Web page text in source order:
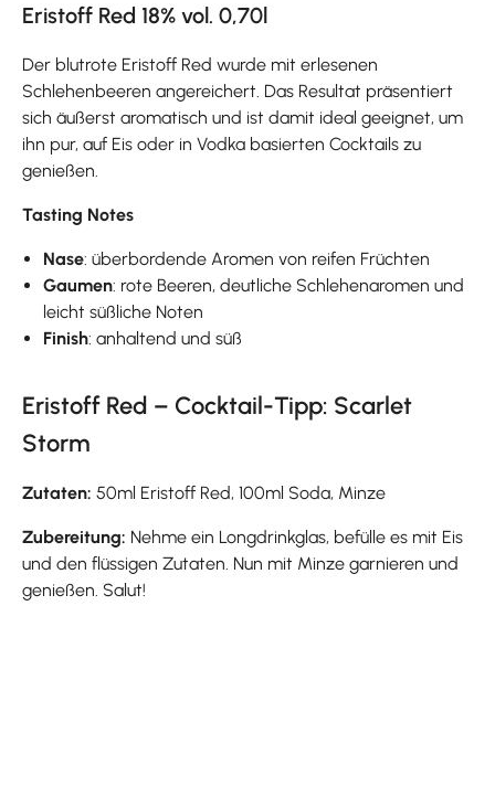
Eristoff Red 18% vol. 0,70l
Der blutrote Eristoff Red wurde mit erlesenen
Schlehenbeeren angereichert. Das Resultat präsentiert
sich äußerst aromatisch und ist damit ideal geeignet, um
ihn pur, auf Eis oder in Vodka basierten Cocktails zu
genießen.
Tasting Notes
Nase: überbordende Aromen von reifen Früchten
Gaumen: rote Beeren, deutliche Schlehenaromen und
leicht süßliche Noten
Finish: anhaltend und süß
Eristoff Red – Cocktail-Tipp: Scarlet
Storm
Zutaten: 50ml Eristoff Red, 100ml Soda, Minze
Zubereitung: Nehme ein Longdrinkglas, befülle es mit Eis
und den flüssigen Zutaten. Nun mit Minze garnieren und
genießen. Salut!